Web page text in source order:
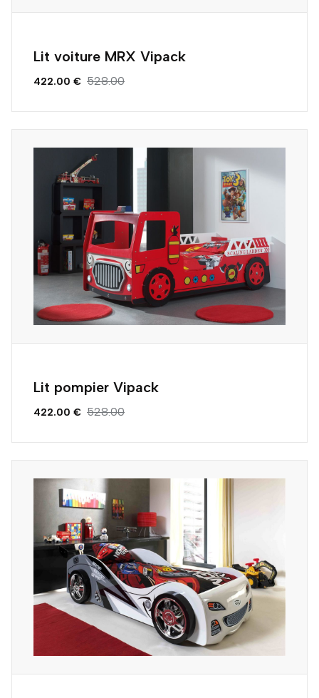
Lit voiture MRX Vipack
422.00 € 528.00
Lit pompier Vipack
422.00 € 528.00